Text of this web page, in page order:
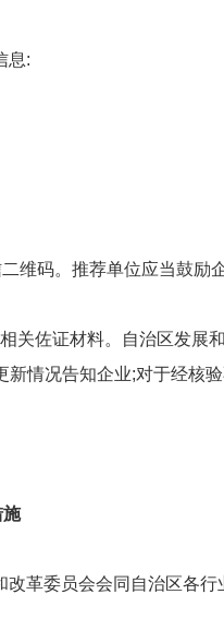
息:
维码。推荐单位应当鼓
佐证材料。自治区发展
情况告知企业;对于经核
革委员会会同自治区各